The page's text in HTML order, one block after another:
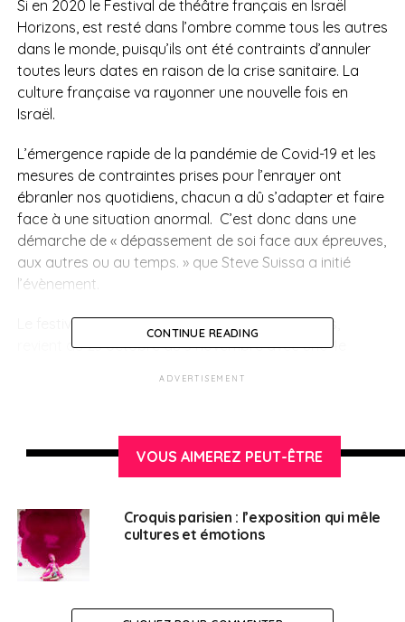
Si en 2020 le Festival de théâtre français en Israël
Horizons, est resté dans l’ombre comme tous les autres
dans le monde, puisqu’ils ont été contraints d’annuler
toutes leurs dates en raison de la crise sanitaire. La
culture française va rayonner une nouvelle fois en
Israël.
L’émergence rapide de la pandémie de Covid-19 et les
mesures de contraintes prises pour l’enrayer ont
ébranler nos quotidiens, chacun a dû s’adapter et faire
face à une situation anormal. C’est donc dans une
démarche de « dépassement de soi face aux épreuves,
aux autres ou au temps. » que Steve Suissa a initié
l’évènement.
Le festival de théâtre français en Israël Horizons,
revient du 23 octobre au 3 novembre avec une 4e
seront donnés à Tel Aviv etAshdod.
CONTINUE READING
ADVERTISEMENT
VOUS AIMEREZ PEUT-ÊTRE
Croquis parisien : l’exposition qui mêle
cultures et émotions